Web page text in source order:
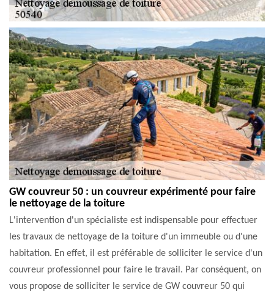
GW couvreur 50 : un couvreur expérimenté pour faire
le nettoyage de la toiture
L'intervention d'un spécialiste est indispensable pour effectuer
les travaux de nettoyage de la toiture d'un immeuble ou d'une
habitation. En effet, il est préférable de solliciter le service d'un
couvreur professionnel pour faire le travail. Par conséquent, on
vous propose de solliciter le service de GW couvreur 50 qui